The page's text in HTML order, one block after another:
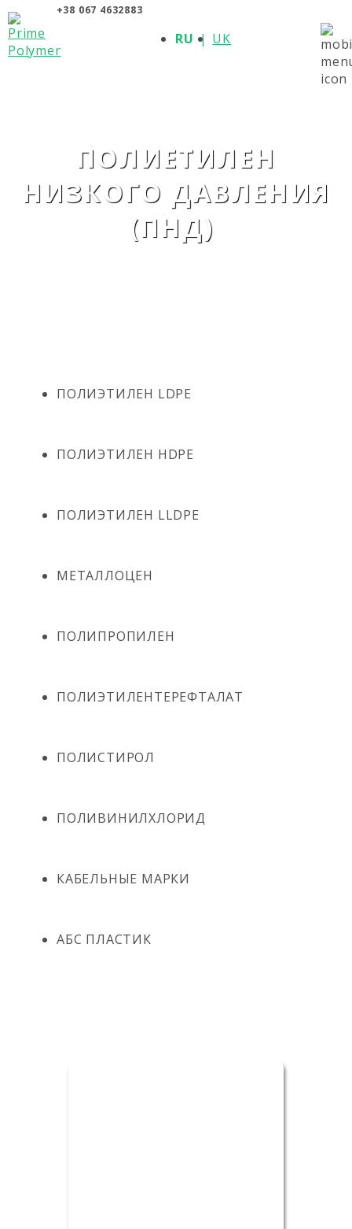
+38 067 4632883
RU UK
ПОЛИЕТИЛЕН
НИЗКОГО ДАВЛЕНИЯ
(ПНД)
ПОЛИЭТИЛЕН LDPE
ПОЛИЭТИЛЕН HDPE
ПОЛИЭТИЛЕН LLDPE
МЕТАЛЛОЦЕН
ПОЛИПРОПИЛЕН
ПОЛИЭТИЛЕНТЕРЕФТАЛАТ
ПОЛИСТИРОЛ
ПОЛИВИНИЛХЛОРИД
КАБЕЛЬНЫЕ МАРКИ
АБС ПЛАСТИК
О КОМПАНИИ
ПРОДУКЦИЯ